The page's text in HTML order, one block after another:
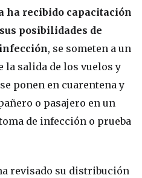
ha recibido capacitación
posibilidades de
, se someten a un
la salida de los vuelos y
ponen en cuarentena y
o pasajero en un
de infección o prueba
revisado su distribución